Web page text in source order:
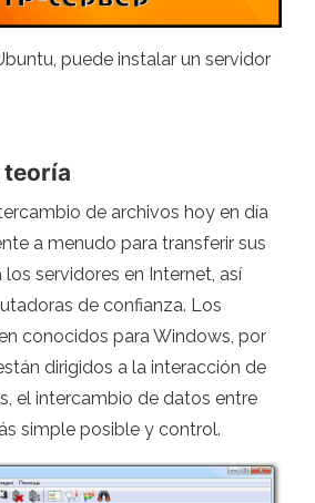
puede instalar un servidor
teoría
de archivos hoy en día
a menudo para transferir sus
servidores en Internet, así
de confianza. Los
conocidos para Windows, por
dirigidos a la interacción de
el intercambio de datos entre
simple posible y control.